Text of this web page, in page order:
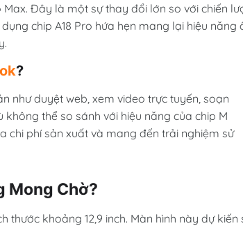
Max. Đây là một sự thay đổi lớn so với chiến
dụng chip A18 Pro hứa hẹn mang lại hiệu năng
?
như duyệt web, xem video trực tuyến, soạn
thể so sánh với hiệu năng của chip M
chi phí sản xuất và mang đến trải nghiệm sử
Mong Chờ?
thước khoảng 12,9 inch. Màn hình này dự kiến